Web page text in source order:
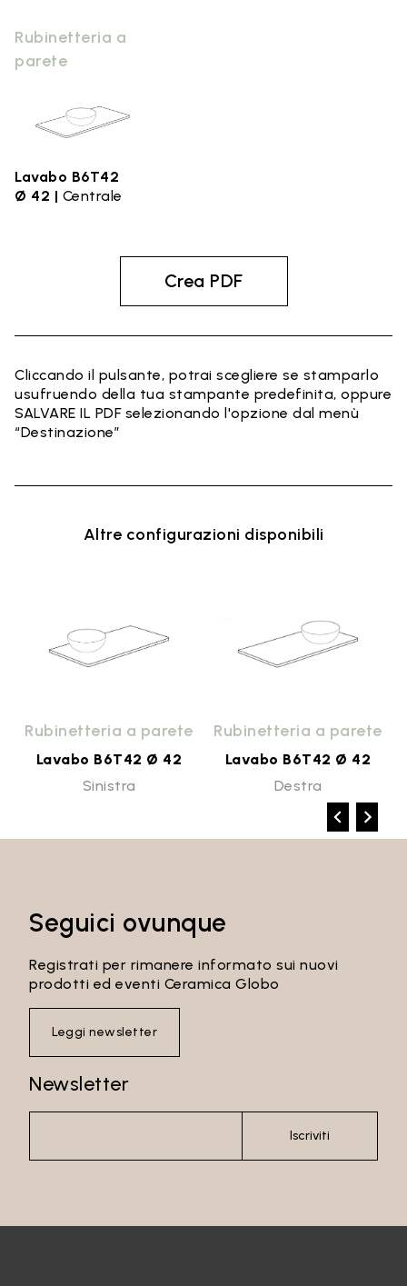
Rubinetteria a
parete
Lavabo B6T42
Ø 42 | Centrale
Crea PDF
Cliccando il pulsante, potrai scegliere se stamparlo
usufruendo della tua stampante predefinita, oppure
SALVARE IL PDF selezionando l'opzione dal menù
“Destinazione”
Altre configurazioni disponibili
Rubinetteria a parete
Lavabo B6T42 Ø 42
Sinistra
Rubinetteria a parete
Lavabo B6T42 Ø 42
Destra
Seguici ovunque
Registrati per rimanere informato sui nuovi
prodotti ed eventi Ceramica Globo
Leggi newsletter
Newsletter
Iscriviti